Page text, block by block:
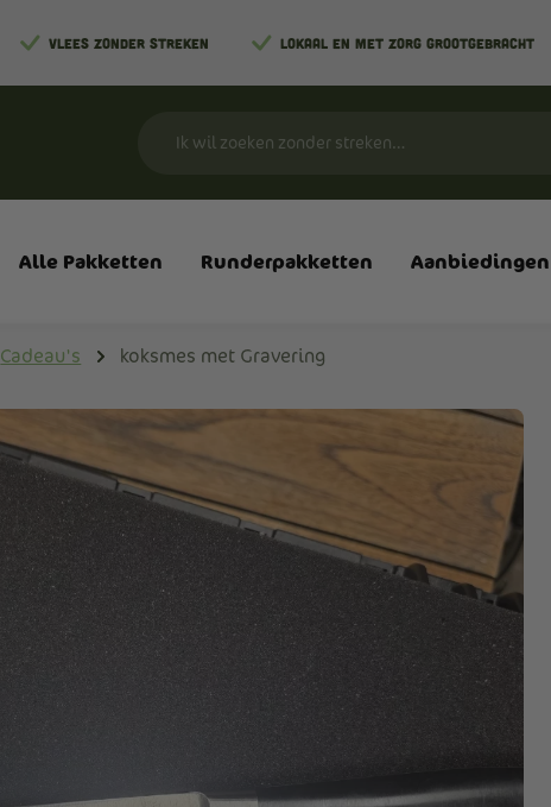
VLEES ZONDER STREKEN LOKAAL EN MET ZORG GROOTGEBRACHT
Alle Pakketten Runderpakketten Aanbiedingen
Cadeau's koksmes met Gravering